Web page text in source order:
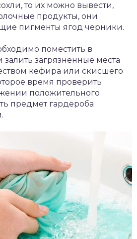
то их можно вывести,
продукты, они
пигменты ягод черники.
поместить в
залить загрязненные места
кефира или скисшего
время проверить
положительного
предмет гардероба